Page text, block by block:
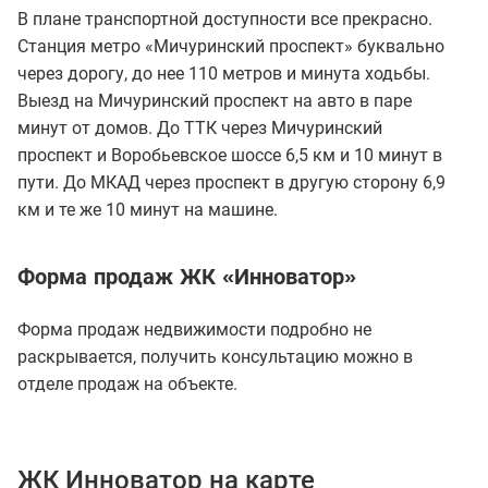
В плане транспортной доступности все прекрасно.
Станция метро «Мичуринский проспект» буквально
через дорогу, до нее 110 метров и минута ходьбы.
Выезд на Мичуринский проспект на авто в паре
минут от домов. До ТТК через Мичуринский
проспект и Воробьевское шоссе 6,5 км и 10 минут в
пути. До МКАД через проспект в другую сторону 6,9
км и те же 10 минут на машине.
Форма продаж ЖК «Инноватор»
Форма продаж недвижимости подробно не
раскрывается, получить консультацию можно в
отделе продаж на объекте.
ЖК Инноватор на карте